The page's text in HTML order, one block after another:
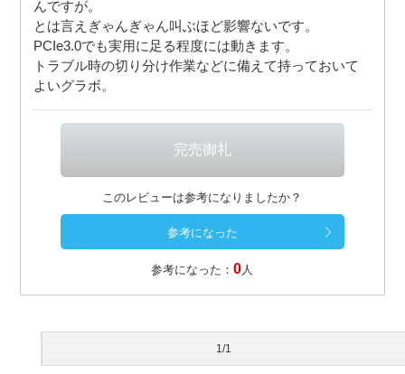
んですが。
とは言えぎゃんぎゃん叫ぶほど影響ないです。
PCIe3.0でも実用に足る程度には動きます。
トラブル時の切り分け作業などに備えて持っておいて
よいグラボ。
このレビューは参考になりましたか？
参考になった：0人
1/1